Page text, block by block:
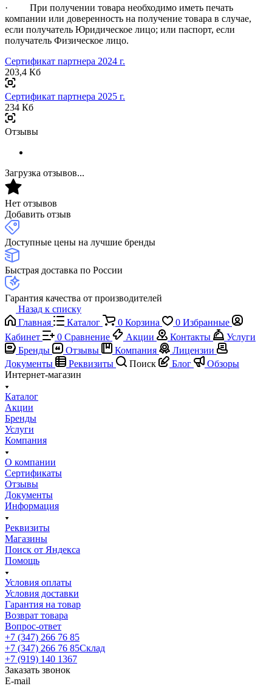
· При получении товара необходимо иметь печать
компании или доверенность на получение товара в случае,
если получатель Юридическое лицо; или паспорт, если
получатель Физическое лицо.
Сертификат партнера 2024 г.
203,4 Кб
Сертификат партнера 2025 г.
234 Кб
Отзывы
Загрузка отзывов...
Нет отзывов
Добавить отзыв
Доступные цены на лучшие бренды
Быстрая доставка по России
Гарантия качества от производителей
Назад к списку
Главная
Каталог 0 Корзина 0 Избранные
Кабинет
0 Сравнение Акции Контакты
Услуги
Бренды
Отзывы Компания
Лицензии
Документы
Реквизиты Поиск Блог
Обзоры
Интернет-магазин
Каталог
Акции
Бренды
Услуги
Компания
О компании
Сертификаты
Отзывы
Документы
Информация
Реквизиты
Магазины
Поиск от Яндекса
Помощь
Условия оплаты
Условия доставки
Гарантия на товар
Возврат товара
Вопрос-ответ
+7 (347) 266 76 85
+7 (347) 266 76 85Склад
+7 (919) 140 1367
Заказать звонок
E-mail